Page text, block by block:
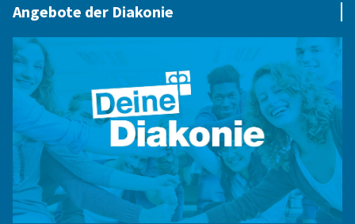
Angebote der Diakonie